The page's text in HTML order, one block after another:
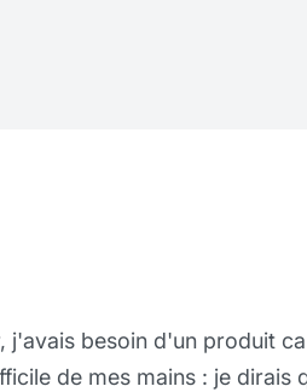
barrière vraiment
même lors des travaux les